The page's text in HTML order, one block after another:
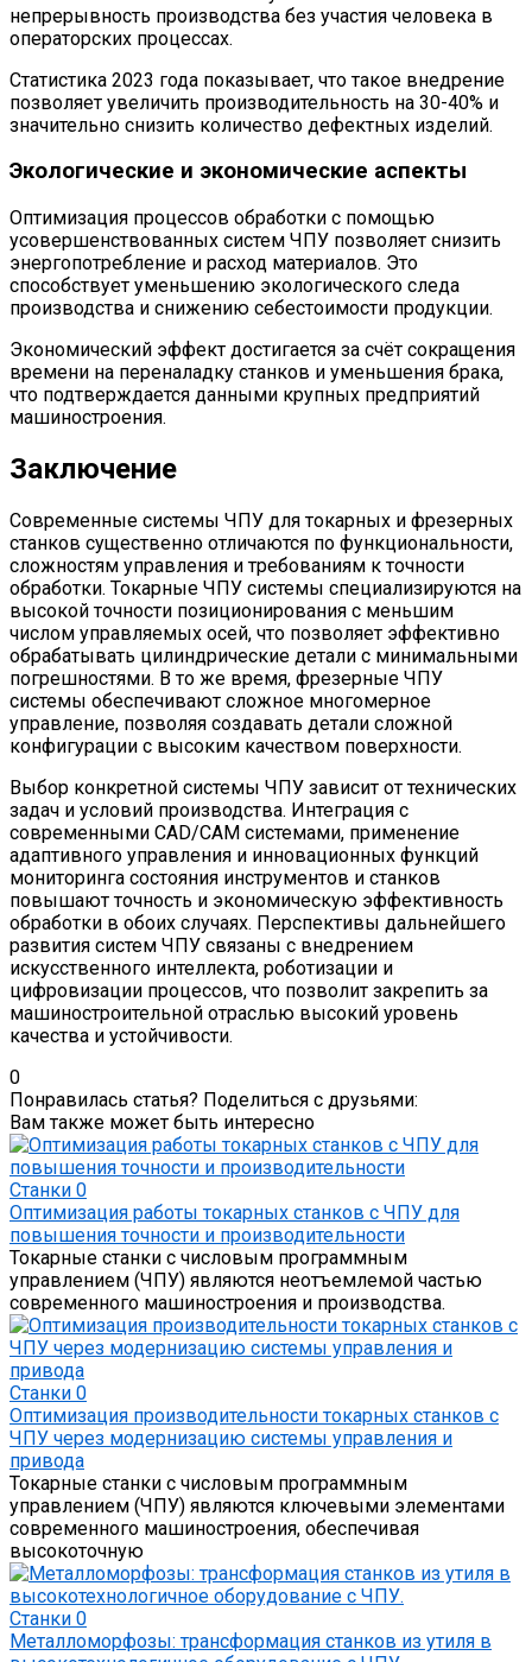
непрерывность производства без участия человека в
операторских процессах.
Статистика 2023 года показывает, что такое внедрение
позволяет увеличить производительность на 30-40% и
значительно снизить количество дефектных изделий.
Экологические и экономические аспекты
Оптимизация процессов обработки с помощью
усовершенствованных систем ЧПУ позволяет снизить
энергопотребление и расход материалов. Это
способствует уменьшению экологического следа
производства и снижению себестоимости продукции.
Экономический эффект достигается за счёт сокращения
времени на переналадку станков и уменьшения брака,
что подтверждается данными крупных предприятий
машиностроения.
Заключение
Современные системы ЧПУ для токарных и фрезерных
станков существенно отличаются по функциональности,
сложностям управления и требованиям к точности
обработки. Токарные ЧПУ системы специализируются на
высокой точности позиционирования с меньшим
числом управляемых осей, что позволяет эффективно
обрабатывать цилиндрические детали с минимальными
погрешностями. В то же время, фрезерные ЧПУ
системы обеспечивают сложное многомерное
управление, позволяя создавать детали сложной
конфигурации с высоким качеством поверхности.
Выбор конкретной системы ЧПУ зависит от технических
задач и условий производства. Интеграция с
современными CAD/CAM системами, применение
адаптивного управления и инновационных функций
мониторинга состояния инструментов и станков
повышают точность и экономическую эффективность
обработки в обоих случаях. Перспективы дальнейшего
развития систем ЧПУ связаны с внедрением
искусственного интеллекта, роботизации и
цифровизации процессов, что позволит закрепить за
машиностроительной отраслью высокий уровень
качества и устойчивости.
0
Понравилась статья? Поделиться с друзьями:
Вам также может быть интересно
Станки 0
Оптимизация работы токарных станков с ЧПУ для
повышения точности и производительности
Токарные станки с числовым программным
управлением (ЧПУ) являются неотъемлемой частью
современного машиностроения и производства.
Станки 0
Оптимизация производительности токарных станков с
ЧПУ через модернизацию системы управления и
привода
Токарные станки с числовым программным
управлением (ЧПУ) являются ключевыми элементами
современного машиностроения, обеспечивая
высокоточную
Станки 0
Металломорфозы: трансформация станков из утиля в